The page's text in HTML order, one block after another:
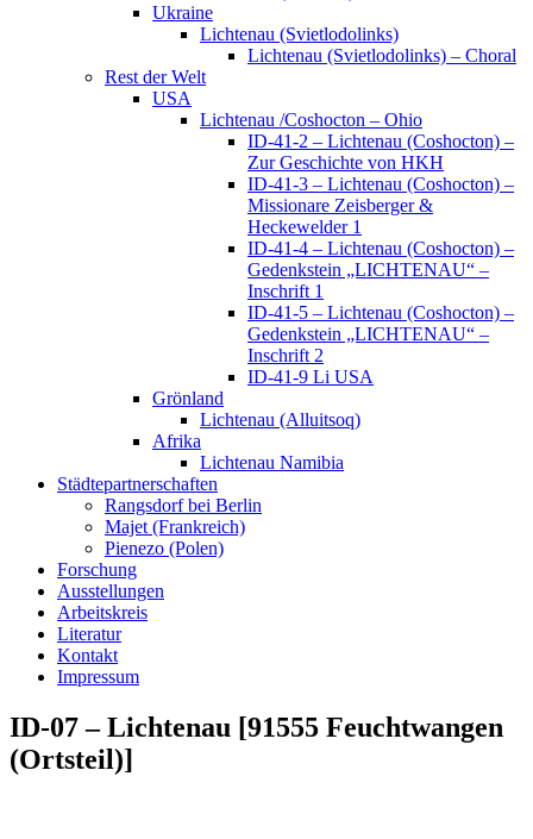
Ukraine
Lichtenau (Svietlodolinks)
Lichtenau (Svietlodolinks) – Choral
Rest der Welt
USA
Lichtenau /Coshocton – Ohio
ID-41-2 – Lichtenau (Coshocton) –
Zur Geschichte von HKH
ID-41-3 – Lichtenau (Coshocton) –
Missionare Zeisberger &
Heckewelder 1
ID-41-4 – Lichtenau (Coshocton) –
Gedenkstein „LICHTENAU“ –
Inschrift 1
ID-41-5 – Lichtenau (Coshocton) –
Gedenkstein „LICHTENAU“ –
Inschrift 2
ID-41-9 Li USA
Grönland
Lichtenau (Alluitsoq)
Afrika
Lichtenau Namibia
Städtepartnerschaften
Rangsdorf bei Berlin
Majet (Frankreich)
Pienezo (Polen)
Forschung
Ausstellungen
Arbeitskreis
Literatur
Kontakt
Impressum
ID-07 – Lichtenau [91555 Feuchtwangen
(Ortsteil)]